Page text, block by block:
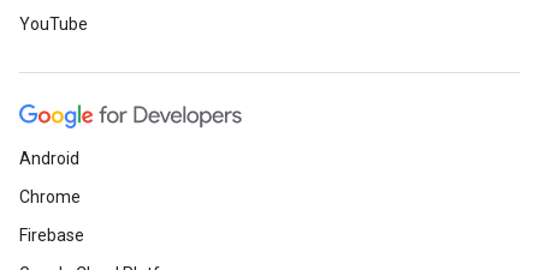
YouTube
Android
Chrome
Firebase